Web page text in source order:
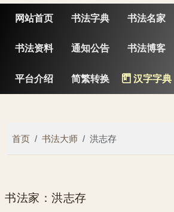
网站首页 书法字典 书法名家
书法资料 通知公告 书法博客
平台介绍 简繁转换 汉字字典
首页 书法大师 洪志存
书法家：洪志存